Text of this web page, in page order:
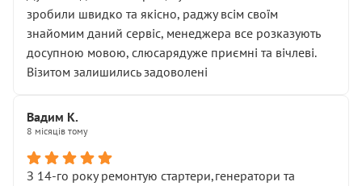
зробили швидко та якісно, раджу всім своїм
знайомим даний сервіс, менеджера все розказують
досупною мовою, слюсарядуже приємні та вічлеві.
Візитом залишились задоволені
Вадим К.
8 місяців тому
З 14-го року ремонтую стартери,генератори та